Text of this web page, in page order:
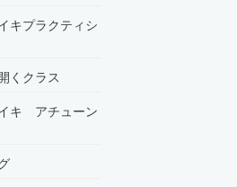
キプラクティシ
くクラス
キ アチューン